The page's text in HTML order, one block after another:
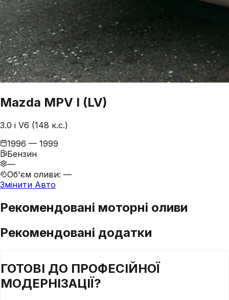
Mazda MPV I (LV)
3.0 i V6 (148 к.с.)
1996 — 1999
Бензин
—
Об'єм оливи: —
Змінити Авто
Рекомендовані моторні оливи
Рекомендовані додатки
ГОТОВІ ДО ПРОФЕСІЙНОЇ
МОДЕРНІЗАЦІЇ?